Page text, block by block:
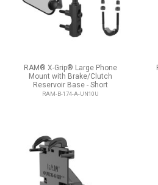
RAM® X-Grip® Large Phone
Mount with Brake/Clutch
Reservoir Base - Short
RAM-B-174-A-UN10U